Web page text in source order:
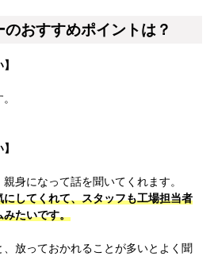
おすすめポイントは？
身になって話を聞いてくれます。
してくれて、スタッフも工場担当者
みたいです。
放っておかれることが多いとよく聞